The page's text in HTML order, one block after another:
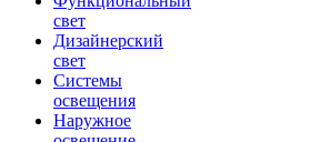
свет
Дизайнерский
свет
Системы
освещения
Наружное